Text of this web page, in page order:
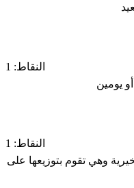
النقاط: 1
يومين
النقاط: 1
وهي تقوم بتوزيعها على